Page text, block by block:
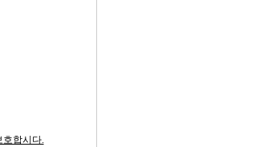
호합시다.